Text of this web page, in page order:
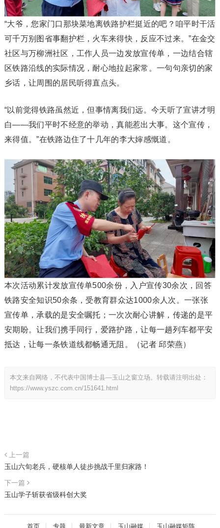
“大爷，您家门口那块菜地离铁路护栏挺近的吧？咱平时干活
可千万别图省事翻护栏，火车来得快，反应不过来。”在金交
社区与万柳洲社区，工作人员一边发放宣传单，一边结合辖
区铁路沿线的实际情况，耐心地拉起家常。一句句亲切的家
乡话，让周围的居民听得直点头。
“以前觉得铁路虽然近，但事情离我们远。今天听了宣讲才明
白——我们平时不经意的举动，真能惹出大事。这个宣传，
来得值。”在铁路边住了十几年的李大婶感慨道。
本次活动累计发放宣传单500余份，入户宣传30余次，回答
铁路安全知识50余条，受教育群众达1000余人次。一张张
宣传单，承载的是安全嘱托；一次次耐心讲解，传递的是平
安期盼。让我们携手同行，爱路护路，让每一趟列车都平安
抵达，让每一条铁道线都畅通无阻。（记者 邱荣燕）
本文来自网络，不代表中国博士县—玉山之窗立场。转载请注明出处：
https://www.yszc.com.cn/151641.html
上一篇
玉山六旬老兵，硬核单人徒步挑战千里归家路！
下一篇
玉山学子斩获省级科创大奖
首页 专题 最新文章 玉山融媒 玉山融媒矩阵